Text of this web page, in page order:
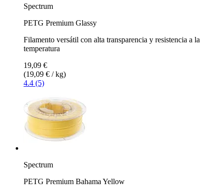
Spectrum
PETG Premium Glassy
Filamento versátil con alta transparencia y resistencia a la
temperatura
19,09 €
(19,09 € / kg)
4.4 (5)
Spectrum
PETG Premium Bahama Yellow